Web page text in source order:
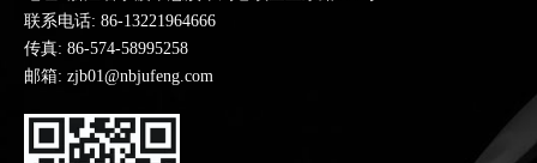
联系电话: 86-13221964666
传真: 86-574-58995258
邮箱: zjb01@nbjufeng.com